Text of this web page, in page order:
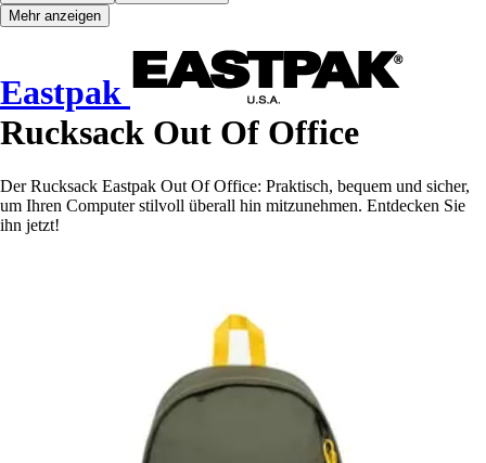
Mehr anzeigen
Eastpak
Rucksack Out Of Office
Der Rucksack Eastpak Out Of Office: Praktisch, bequem und sicher,
um Ihren Computer stilvoll überall hin mitzunehmen. Entdecken Sie
ihn jetzt!